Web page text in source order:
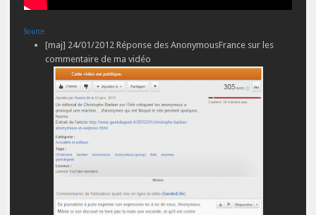
Source
[maj] 24/01/2012 Réponse des AnonymousFrance sur les
commentaire de ma vidéo